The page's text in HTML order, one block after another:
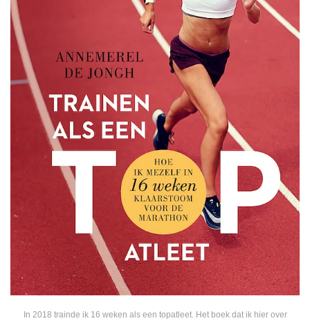
In 2018 trainde ik 16 weken als een topatleet. Het boek dat ik hier over